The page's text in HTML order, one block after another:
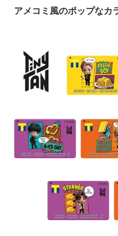
アメコミ風のポップなカ